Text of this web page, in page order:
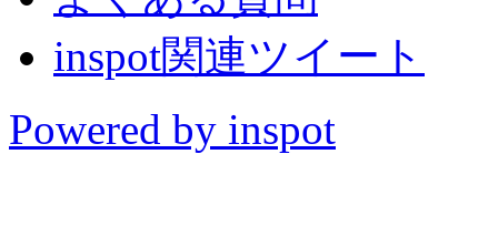
inspot関連ツイート
Powered by inspot